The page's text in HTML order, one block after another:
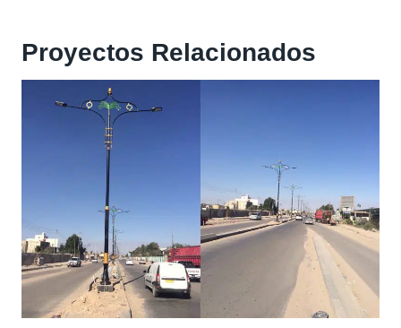
Proyectos Relacionados